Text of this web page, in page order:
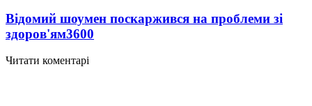
Відомий шоумен поскаржився на проблеми зі
здоров'ям3600
Читати коментарі